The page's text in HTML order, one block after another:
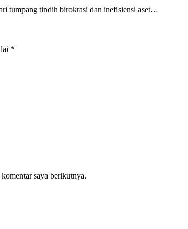
tumpang tindih birokrasi dan inefisiensi aset…
*
saya berikutnya.